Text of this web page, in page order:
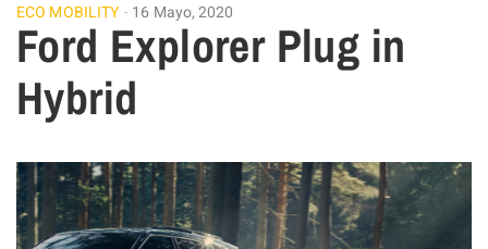
ECO MOBILITY 16 Mayo, 2020
Ford Explorer Plug in
Hybrid